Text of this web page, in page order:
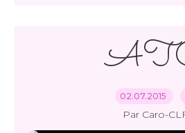
02.07.2015
Par Caro-